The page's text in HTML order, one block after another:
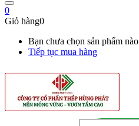
0
Giỏ hàng0
Bạn chưa chọn sản phẩm nào
Tiếp tục mua hàng